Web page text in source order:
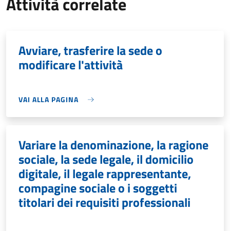
Avviare, trasferire la sede o
modificare l'attività
VAI ALLA PAGINA
Variare la denominazione, la ragione
sociale, la sede legale, il domicilio
digitale, il legale rappresentante,
compagine sociale o i soggetti
titolari dei requisiti professionali